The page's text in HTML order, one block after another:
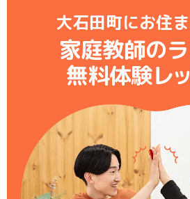
大石田町にお住
家庭教師の
無料体験レ